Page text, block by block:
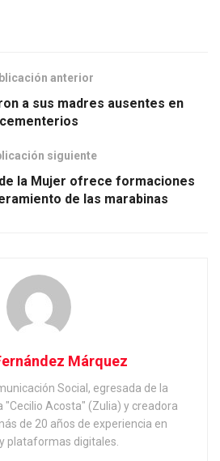
anterior
a sus madres ausentes en
cementerios
siguiente
la Mujer ofrece formaciones
de las marabinas
Márquez
Social, egresada de la
"Cecilio Acosta" (Zulia) y creadora
de 20 años de experiencia en
plataformas digitales.